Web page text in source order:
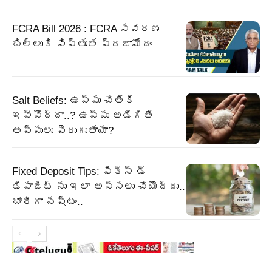
FCRA Bill 2026 : FCRA సవరణ
బిల్లుకి విస్తృత ప్రజామోదం
Salt Beliefs: ఉప్పు చేతికి
ఇవ్వొద్దా..? ఉప్పు అడిగితే
అప్పులు పెరుగుతాయా?
Fixed Deposit Tips: ఫిక్స్ డ్
డిపాజిట్ ను ఇలా అస్సలు చేయొద్దు..
భారీగా నష్టం..